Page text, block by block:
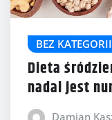
BEZ KATEGORII
Dieta
nadal jest
Damian